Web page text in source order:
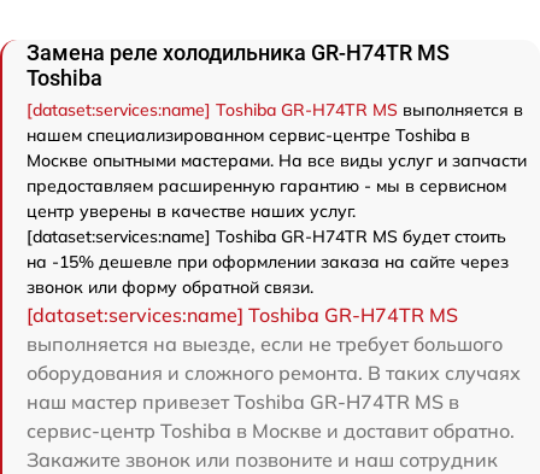
Замена реле холодильника GR-H74TR MS
Toshiba
[dataset:services:name] Toshiba GR-H74TR MS выполняется в
нашем специализированном сервис-центре Toshiba в
Москве опытными мастерами. На все виды услуг и запчасти
предоставляем расширенную гарантию - мы в сервисном
центр уверены в качестве наших услуг.
[dataset:services:name] Toshiba GR-H74TR MS будет стоить
на -15% дешевле при оформлении заказа на сайте через
звонок или форму обратной связи.
[dataset:services:name] Toshiba GR-H74TR MS
выполняется на выезде, если не требует большого
оборудования и сложного ремонта. В таких случаях
наш мастер привезет Toshiba GR-H74TR MS в
сервис-центр Toshiba в Москве и доставит обратно.
Закажите звонок или позвоните и наш сотрудник